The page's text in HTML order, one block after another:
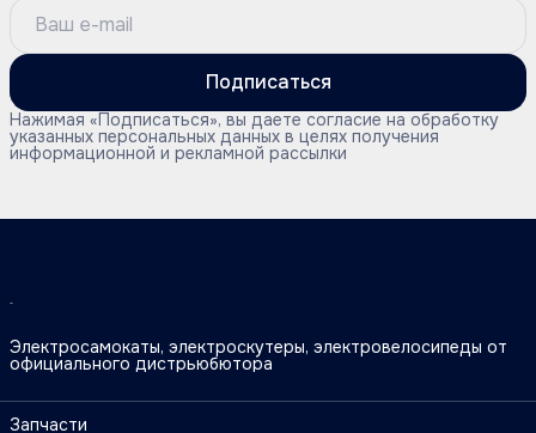
Подписаться
Нажимая «Подписаться», вы даете согласие на обработку
указанных персональных данных в целях получения
информационной и рекламной рассылки
Электросамокаты, электроскутеры, электровелосипеды от
официального дистрьюбютора
Запчасти